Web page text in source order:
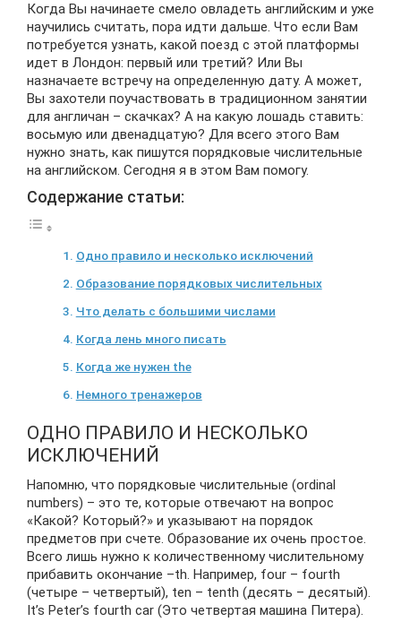
Когда Вы начинаете смело овладеть английским и уже
научились считать, пора идти дальше. Что если Вам
потребуется узнать, какой поезд с этой платформы
идет в Лондон: первый или третий? Или Вы
назначаете встречу на определенную дату. А может,
Вы захотели поучаствовать в традиционном занятии
для англичан – скачках? А на какую лошадь ставить:
восьмую или двенадцатую? Для всего этого Вам
нужно знать, как пишутся порядковые числительные
на английском. Сегодня я в этом Вам помогу.
Содержание статьи:
Одно правило и несколько исключений
Образование порядковых числительных
Что делать с большими числами
Когда лень много писать
Когда же нужен the
Немного тренажеров
ОДНО ПРАВИЛО И НЕСКОЛЬКО
ИСКЛЮЧЕНИЙ
Напомню, что порядковые числительные (ordinal
numbers) – это те, которые отвечают на вопрос
«Какой? Который?» и указывают на порядок
предметов при счете. Образование их очень простое.
Всего лишь нужно к количественному числительному
прибавить окончание –th. Например, four – fourth
(четыре – четвертый), ten – tenth (десять – десятый).
It’s Peter’s fourth car (Это четвертая машина Питера).